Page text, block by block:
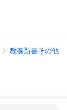
教養新書その他